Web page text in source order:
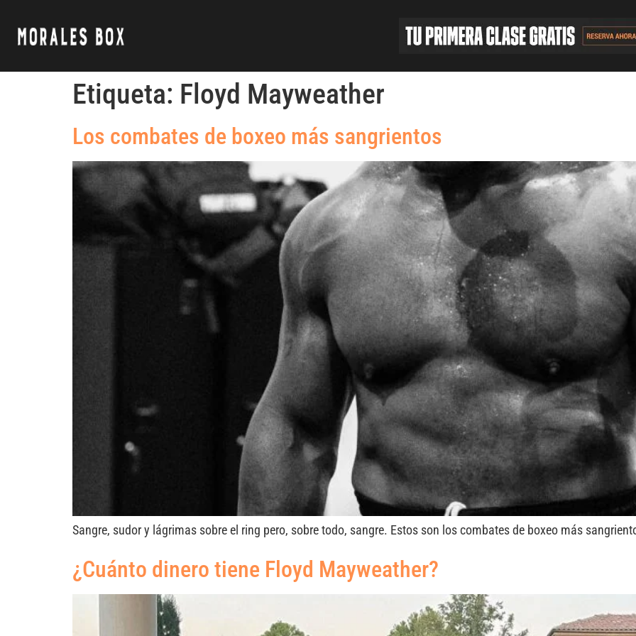
Etiqueta: Floyd Mayweather
Los combates de boxeo más sangrientos
Sangre, sudor y lágrimas sobre el ring pero, sobre todo, sangre. Estos son los combates de boxeo más
¿Cuánto dinero tiene Floyd Mayweather?